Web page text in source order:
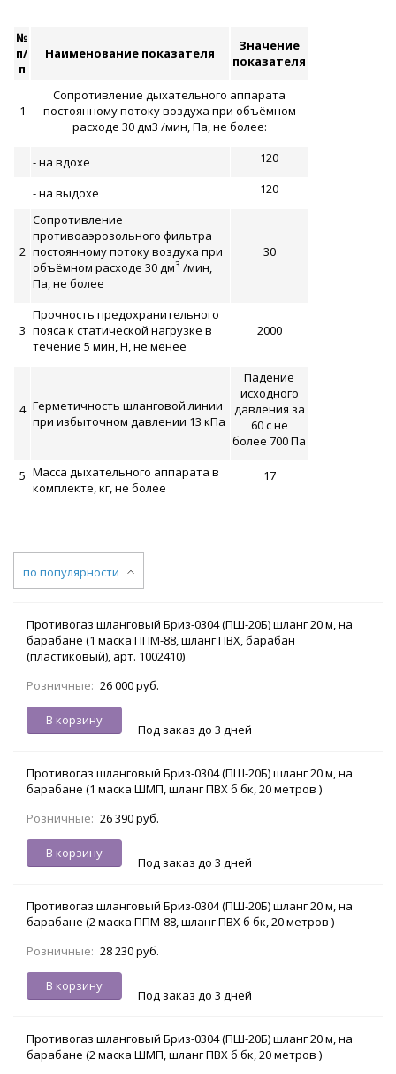
№
п/
п
Наименование показателя
Значение
показателя
1
Сопротивление дыхательного аппарата
постоянному потоку воздуха при объёмном
расходе 30 дм3 /мин, Па, не более:
- на вдохе 120
- на выдохе 120
2
Сопротивление
противоаэрозольного фильтра
постоянному потоку воздуха при
объёмном расходе 30 дм3 /мин,
Па, не более
30
3
Прочность предохранительного
пояса к статической нагрузке в
течение 5 мин, Н, не менее
2000
4 Герметичность шланговой линии
при избыточном давлении 13 кПа
Падение
исходного
давления за
60 с не
более 700 Па
5 Масса дыхательного аппарата в
комплекте, кг, не более
17
по популярности
Противогаз шланговый Бриз-0304 (ПШ-20Б) шланг 20 м, на
барабане (1 маска ППМ-88, шланг ПВХ, барабан
(пластиковый), арт. 1002410)
Розничные: 26 000 руб.
В корзину
Под заказ до 3 дней
Противогаз шланговый Бриз-0304 (ПШ-20Б) шланг 20 м, на
барабане (1 маска ШМП, шланг ПВХ б бк, 20 метров )
Розничные: 26 390 руб.
В корзину
Под заказ до 3 дней
Противогаз шланговый Бриз-0304 (ПШ-20Б) шланг 20 м, на
барабане (2 маска ППМ-88, шланг ПВХ б бк, 20 метров )
Розничные: 28 230 руб.
В корзину
Под заказ до 3 дней
Противогаз шланговый Бриз-0304 (ПШ-20Б) шланг 20 м, на
барабане (2 маска ШМП, шланг ПВХ б бк, 20 метров )